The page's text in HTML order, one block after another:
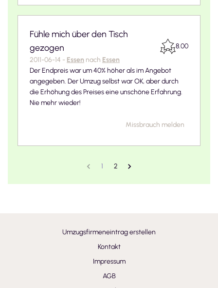
Fühle mich über den Tisch
gezogen
2011-06-14 - Essen nach Essen
8.00
Der Endpreis war um 40% höher als im Angebot
angegeben. Der Umzug selbst war OK, aber durch
die Erhöhung des Preises eine unschöne Erfahrung.
Nie mehr wieder!
Missbrauch melden
1 2
Umzugsfirmeneintrag erstellen
Kontakt
Impressum
AGB